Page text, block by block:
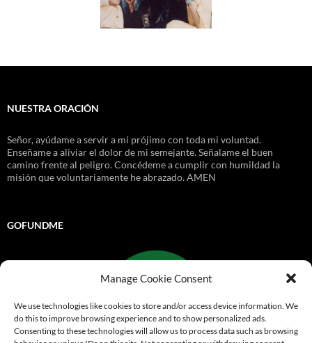
Manage Cookie Consent
We use technologies like cookies to store and/or access device information. We
do this to improve browsing experience and to show personalized ads.
Consenting to these technologies will allow us to process data such as browsing
NUESTRA ORACIÓN
Señor, ayúdame a servir a mi prójimo con toda mi voluntad.
Enseñame a aliviar el dolor de mi semejante. Señalame el buen
camino frente al peligro. Concédeme a cumplir con humildad la
misión que voluntariamente he abrazado. AMEN
GOFUNDME